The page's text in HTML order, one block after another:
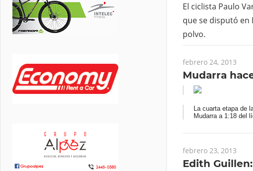
El ciclista Paulo
que se disputó
polvo.
febrero 24, 2013
Mudarra
La cuarta etapa de
Mudarra a 1:18 del
febrero 23, 2013
Edith